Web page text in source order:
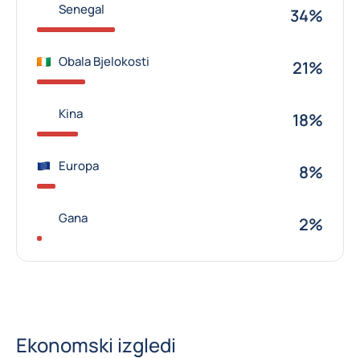
Senegal 34%
Obala Bjelokosti 21%
Kina 18%
Europa 8%
Gana 2%
Ekonomski izgledi